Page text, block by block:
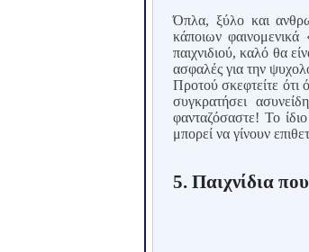
Όπλα, ξύλο και
κάποιων
παιχνιδιού, καλό θα
ασφαλές για την
Προτού σκεφτείτε ότι
συγκρατήσει
φανταζόσαστε! Το
μπορεί να γίνουν
5. Παιχνίδια